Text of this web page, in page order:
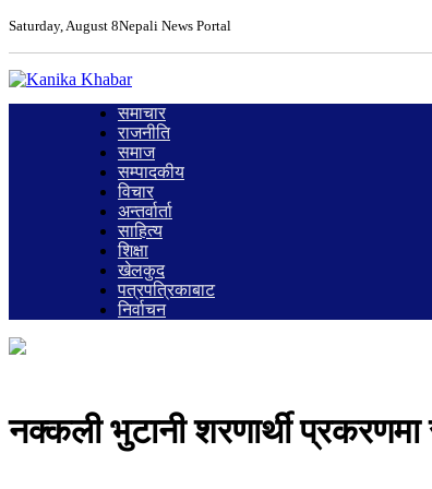
Saturday, August 8Nepali News Portal
समाचार
राजनीति
समाज
सम्पादकीय
विचार
अन्तर्वार्ता
साहित्य
शिक्षा
खेलकुद
पत्रपत्रिकाबाट
निर्वाचन
नक्कली भुटानी शरणार्थी